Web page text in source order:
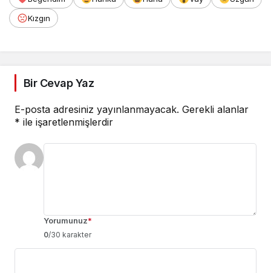
Kızgın
Bir Cevap Yaz
E-posta adresiniz yayınlanmayacak. Gerekli alanlar
* ile işaretlenmişlerdir
Yorumunuz*
0/30 karakter